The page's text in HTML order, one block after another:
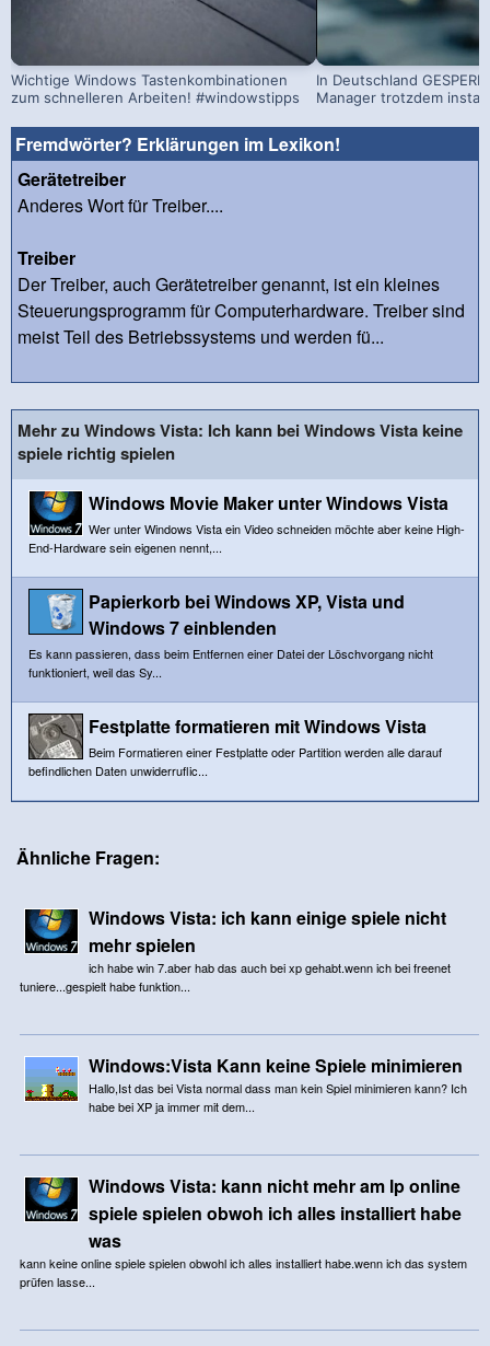
Wichtige Windows Tastenkombinationen
zum schnelleren Arbeiten! #windowstipps
In Deutschland
Manager trotzdem
Fremdwörter? Erklärungen im Lexikon!
Gerätetreiber
Anderes Wort für Treiber....
Treiber
Der Treiber, auch Gerätetreiber genannt, ist ein kleines
Steuerungsprogramm für Computerhardware. Treiber sind
meist Teil des Betriebssystems und werden fü...
Mehr zu Windows Vista: Ich kann bei Windows Vista keine
spiele richtig spielen
Windows Movie Maker unter Windows Vista
Wer unter Windows Vista ein Video schneiden möchte aber keine High-
End-Hardware sein eigenen nennt,...
Papierkorb bei Windows XP, Vista und
Windows 7 einblenden
Es kann passieren, dass beim Entfernen einer Datei der Löschvorgang nicht
funktioniert, weil das Sy...
Festplatte formatieren mit Windows Vista
Beim Formatieren einer Festplatte oder Partition werden alle darauf
befindlichen Daten unwiderruflic...
Ähnliche Fragen:
Windows Vista: ich kann einige spiele nicht
mehr spielen
ich habe win 7.aber hab das auch bei xp gehabt.wenn ich bei freenet
tuniere...gespielt habe funktion...
Windows:Vista Kann keine Spiele minimieren
Hallo,Ist das bei Vista normal dass man kein Spiel minimieren kann? Ich
habe bei XP ja immer mit dem...
Windows Vista: kann nicht mehr am lp online
spiele spielen obwoh ich alles installiert habe
was
kann keine online spiele spielen obwohl ich alles installiert habe.wenn ich das system
prüfen lasse...